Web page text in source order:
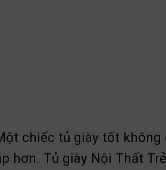
chiếc tủ giày tốt
hơn. Tủ giày Nội Thất